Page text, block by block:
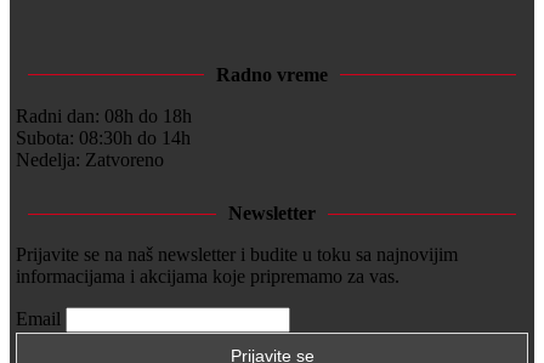
Radno vreme
Radni dan: 08h do 18h
Subota: 08:30h do 14h
Nedelja: Zatvoreno
Newsletter
Prijavite se na naš newsletter i budite u toku sa najnovijim
informacijama i akcijama koje pripremamo za vas.
Email